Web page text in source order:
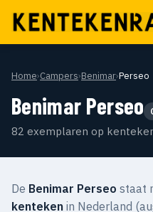
Home›Campers›Benimar›Perseo
Benimar Perseo
82 exemplaren op
De Benimar Perseo staat
kenteken in Nederland